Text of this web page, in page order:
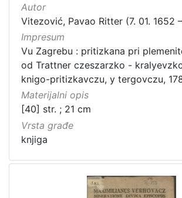
Autor
Vitezović, Pavao Ritter (7. 01. 1652
Impresum
Vu Zagrebu : pritizkana pri
od Trattner czeszarzko -
knigo-pritizkavczu, y tergovczu,
Materijalni opis
[40] str. ; 21 cm
Vrsta građe
knjiga